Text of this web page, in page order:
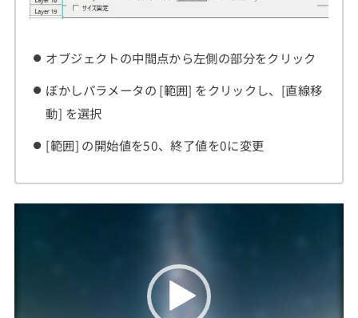
オブジェクトの中間点から左側の部分をクリック
ぼかしパラメータの [範囲] をクリックし、[直線移
動] を選択
[範囲] の開始値を50、終了値を0に変更